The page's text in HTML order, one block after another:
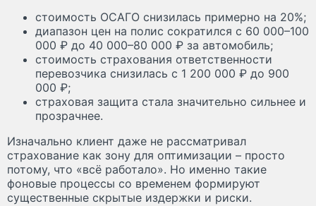
стоимость ОСАГО снизилась примерно на 20%;
диапазон цен на полис сократился с 60 000–100
000 ₽ до 40 000–80 000 ₽ за автомобиль;
стоимость страхования ответственности
перевозчика снизилась с 1 200 000 ₽ до 900
000 ₽;
страховая защита стала значительно сильнее и
прозрачнее.
Изначально клиент даже не рассматривал
страхование как зону для оптимизации – просто
потому, что «всё работало». Но именно такие
фоновые процессы со временем формируют
существенные скрытые издержки и риски.